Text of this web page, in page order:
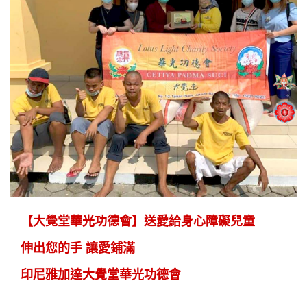
【大覺堂華光功德會】送愛給身心障礙兒童
伸出您的手 讓愛鋪滿
印尼雅加達大覺堂華光功德會